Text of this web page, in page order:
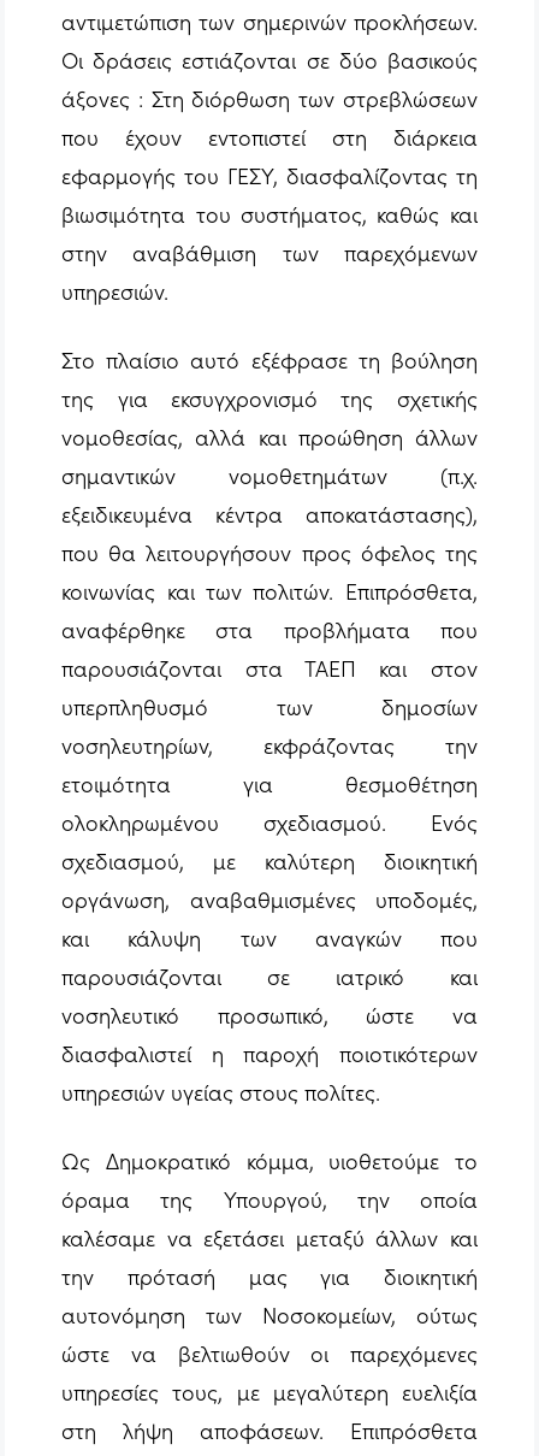
αντιμετώπιση των σημερινών προκλήσεων.
Οι δράσεις εστιάζονται σε δύο βασικούς
άξονες : Στη διόρθωση των στρεβλώσεων
που έχουν εντοπιστεί στη διάρκεια
εφαρμογής του ΓΕΣΥ, διασφαλίζοντας τη
βιωσιμότητα του συστήματος, καθώς και
στην αναβάθμιση των παρεχόμενων
υπηρεσιών.
Στο πλαίσιο αυτό εξέφρασε τη βούληση
της για εκσυγχρονισμό της σχετικής
νομοθεσίας, αλλά και προώθηση άλλων
σημαντικών νομοθετημάτων (π.χ.
εξειδικευμένα κέντρα αποκατάστασης),
που θα λειτουργήσουν προς όφελος της
κοινωνίας και των πολιτών. Επιπρόσθετα,
αναφέρθηκε στα προβλήματα που
παρουσιάζονται στα ΤΑΕΠ και στον
υπερπληθυσμό των δημοσίων
νοσηλευτηρίων, εκφράζοντας την
ετοιμότητα για θεσμοθέτηση
ολοκληρωμένου σχεδιασμού. Ενός
σχεδιασμού, με καλύτερη διοικητική
οργάνωση, αναβαθμισμένες υποδομές,
και κάλυψη των αναγκών που
παρουσιάζονται σε ιατρικό και
νοσηλευτικό προσωπικό, ώστε να
διασφαλιστεί η παροχή ποιοτικότερων
υπηρεσιών υγείας στους πολίτες.
Ως Δημοκρατικό κόμμα, υιοθετούμε το
όραμα της Υπουργού, την οποία
καλέσαμε να εξετάσει μεταξύ άλλων και
την πρότασή μας για διοικητική
αυτονόμηση των Νοσοκομείων, ούτως
ώστε να βελτιωθούν οι παρεχόμενες
υπηρεσίες τους, με μεγαλύτερη ευελιξία
στη λήψη αποφάσεων. Επιπρόσθετα